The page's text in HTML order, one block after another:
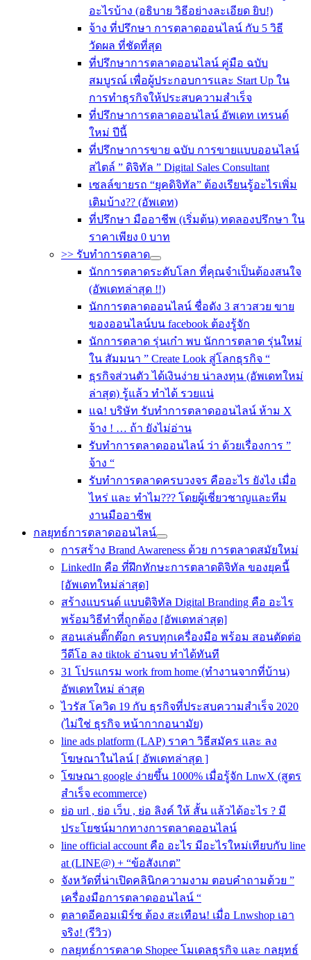
อะไรบ้าง (อธิบาย วิธีอย่างละเอียด ยิบ!)
จ้าง ที่ปรึกษา การตลาดออนไลน์ กับ 5 วิธี
วัดผล ที่ชัดที่สุด
ที่ปรึกษาการตลาดออนไลน์ คู่มือ ฉบับ
สมบูรณ์ เพื่อผู้ประกอบการและ Start Up ใน
การทำธุรกิจให้ประสบความสำเร็จ
ที่ปรึกษาการตลาดออนไลน์ อัพเดท เทรนด์
ใหม่ ปีนี้
ที่ปรึกษาการขาย ฉบับ การขายแบบออนไลน์
สไตล์ ” ดิจิทัล ” Digital Sales Consultant
เซลล์ขายรถ “ยุคดิจิทัล” ต้องเรียนรู้อะไรเพิ่ม
เติมบ้าง?? (อัพเดท)
ที่ปรึกษา มืออาชีพ (เริ่มต้น) ทดลองปรึกษา ใน
ราคาเพียง 0 บาท
>> รับทำการตลาด
นักการตลาดระดับโลก ที่คุณจำเป็นต้องสนใจ
(อัพเดทล่าสุด !!)
นักการตลาดออนไลน์ ชื่อดัง 3 สาวสวย ขาย
ของออนไลน์บน facebook ต้องรู้จัก
นักการตลาด รุ่นเก๋า พบ นักการตลาด รุ่นใหม่
ใน สัมมนา ” Create Look สู่โลกธุรกิจ “
ธุรกิจส่วนตัว ได้เงินง่าย น่าลงทุน (อัพเดทใหม่
ล่าสุด) รู้แล้ว ทำได้ รวยแน่
แฉ! บริษัท รับทำการตลาดออนไลน์ ห้าม X
จ้าง ! … ถ้า ยังไม่อ่าน
รับทําการตลาดออนไลน์ ว่า ด้วยเรื่องการ ”
จ้าง “
รับทำการตลาดครบวงจร คืออะไร ยังไง เมื่อ
ไหร่ และ ทำไม??? โดยผู้เชี่ยวชาญและทีม
งานมืออาชีพ
กลยุทธ์การตลาดออนไลน์
การสร้าง Brand Awareness ด้วย การตลาดสมัยใหม่
LinkedIn คือ ที่ฝึกทักษะการตลาดดิจิทัล ของยุคนี้
[อัพเดทใหม่ล่าสุด]
สร้างแบรนด์ แบบดิจิทัล Digital Branding คือ อะไร
พร้อมวิธีทำที่ถูกต้อง [อัพเดทล่าสุด]
สอนเล่นติ๊กต๊อก ครบทุกเครื่องมือ พร้อม สอนตัดต่อ
วีดีโอ ลง tiktok อ่านจบ ทำได้ทันที
31 โปรแกรม work from home (ทำงานจากที่บ้าน)
อัพเดทใหม่ ล่าสุด
ไวรัส โควิด 19 กับ ธุรกิจที่ประสบความสําเร็จ 2020
(ไม่ใช่ ธุรกิจ หน้ากากอนามัย)
line ads platform (LAP) ราคา วิธีสมัคร และ ลง
โฆษณาในไลน์ [ อัพเดทล่าสุด ]
โฆษณา google ง่ายขึ้น 1000% เมื่อรู้จัก LnwX (สูตร
สำเร็จ ecommerce)
ย่อ url , ย่อ เว็บ , ย่อ ลิงค์ ให้ สั้น แล้วได้อะไร ? มี
ประโยชน์มากทางการตลาดออนไลน์
line official account คือ อะไร มีอะไรใหม่เทียบกับ line
at (LINE@) + “ข้อสังเกต”
จังหวัดที่น่าเปิดคลินิกความงาม ตอบคำถามด้วย ”
เครื่องมือการตลาดออนไลน์ “
ตลาดอีคอมเมิร์ซ ต้อง สะเทือน! เมื่อ Lnwshop เอา
จริง! (รีวิว)
กลยุทธ์การตลาด Shopee โมเดลธุรกิจ และ กลยุทธ์